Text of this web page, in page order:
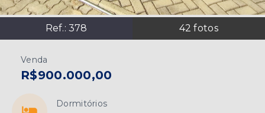
Ref.: 378 42 fotos
Venda
R$900.000,00
Dormitórios